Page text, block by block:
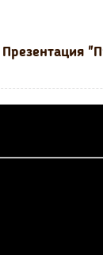
Презентация